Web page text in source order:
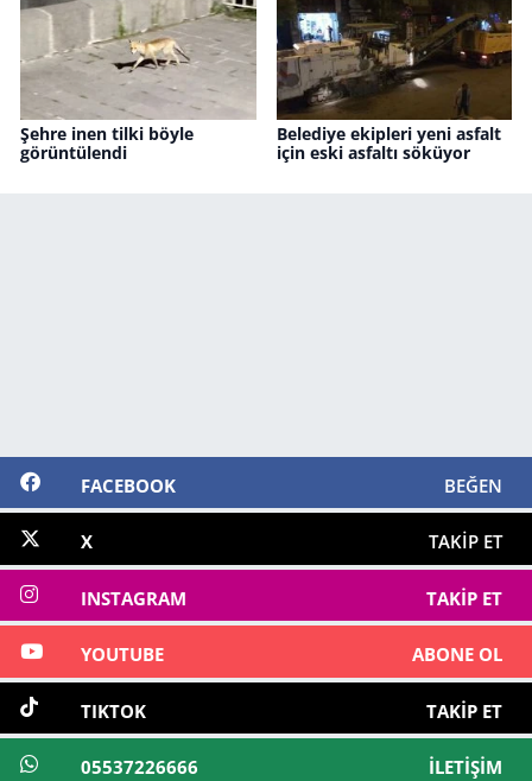
Şehre inen tilki böyle
görüntülendi
Belediye ekipleri yeni asfalt
için eski asfaltı söküyor
FACEBOOK BEĞEN
X TAKIP ET
INSTAGRAM TAKIP ET
YOUTUBE ABONE OL
TIKTOK TAKIP ET
05537226666 İLETIŞIM